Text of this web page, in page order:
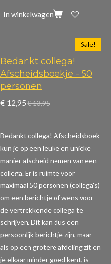
In winkelwagen
Sale!
Bedankt collega!
Afscheidsboekje - 50
personen
€ 12,95 € 13,95
Bedankt collega! Afscheidsboek
kun je op een leuke en unieke
manier afscheid nemen van een
collega. Er is ruimte voor
maximaal 50 personen (collega's)
om een berichtje of wens voor
de vertrekkende collega te
schrijven. Dit kan dus een
persoonlijk berichtje zijn, maar
als op een grotere afdeling zit en
je elkaar minder goed kent, is